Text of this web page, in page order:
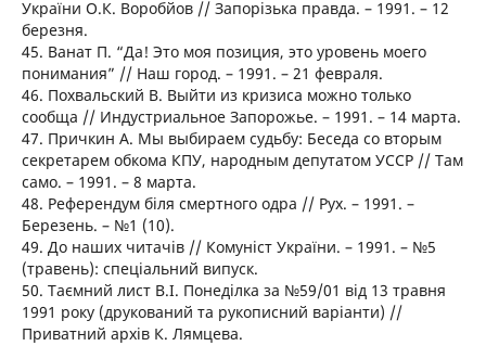
України О.К. Воробйов // Запорізька правда. – 1991. – 12
березня.
45. Ванат П. “Да! Это моя позиция, это уровень моего
понимания” // Наш город. – 1991. – 21 февраля.
46. Похвальский В. Выйти из кризиса можно только
сообща // Индустриальное Запорожье. – 1991. – 14 марта.
47. Причкин А. Мы выбираем судьбу: Беседа со вторым
секретарем обкома КПУ, народным депутатом УССР // Там
само. – 1991. – 8 марта.
48. Референдум біля смертного одра // Рух. – 1991. –
Березень. – №1 (10).
49. До наших читачів // Комуніст України. – 1991. – №5
(травень): спеціальний випуск.
50. Таємний лист В.І. Понеділка за №59/01 від 13 травня
1991 року (друкований та рукописний варіанти) //
Приватний архів К. Лямцева.